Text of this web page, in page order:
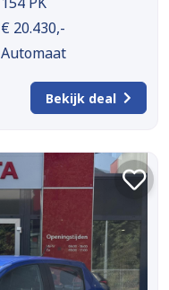
€ 20.430,-
Automaat
Bekijk deal